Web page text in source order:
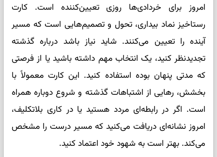
امروز برای خردادی‌ها روزی تعیین‌کننده است. کارت
رستاخیز نماد بیداری، تحول و تصمیم‌هایی است که مسیر
آینده را تعیین می‌کنند. شاید نیاز باشد درباره گذشته
تجدیدنظر کنید، یک انتخاب مهم داشته باشید یا از فرصتی
که مدتی پنهان بوده استفاده کنید. این کارت معمولاً با
بخشش، رهایی از اشتباهات گذشته و شروع دوباره همراه
است. اگر در رابطه‌ای مردد هستید یا در کاری بلاتکلیف،
امروز نشانه‌ای دریافت می‌کنید که مسیر درست را مشخص
می‌کند. بهتر است به شهود خود اعتماد کنید.